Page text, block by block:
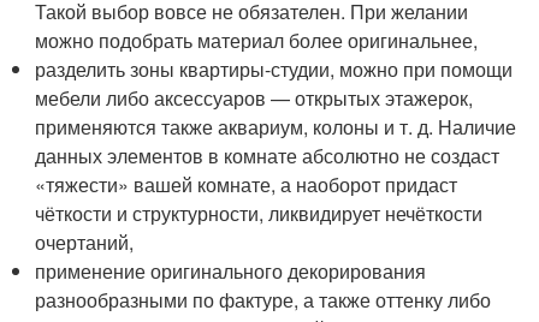
Такой выбор вовсе не обязателен. При желании
можно подобрать материал более оригинальнее,
разделить зоны квартиры-студии, можно при помощи
мебели либо аксессуаров — открытых этажерок,
применяются также аквариум, колоны и т. д. Наличие
данных элементов в комнате абсолютно не создаст
«тяжести» вашей комнате, а наоборот придаст
чёткости и структурности, ликвидирует нечёткости
очертаний,
применение оригинального декорирования
разнообразными по фактуре, а также оттенку либо